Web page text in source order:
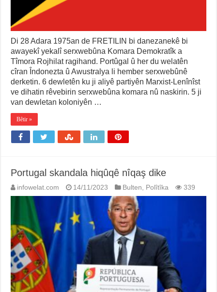
Di 28 Adara 1975an de FRETILIN bi danezanekê bi
awayekî yekalî serxwebûna Komara Demokratîk a
Tîmora Rojhilat ragihand. Portûgal û her du welatên
cîran Îndonezta û Awustralya li hember serxwebûnê
derketin. 6 dewletên ku ji aliyê partiyên Marxist-Lenînîst
ve dihatin rêvebirin serxwebûna komara nû naskirin. 5 ji
van dewletan koloniyên …
Bêtir »
Portugal skandala hiqûqê nîqaş dike
infowelat.com 14/11/2023 Bulten, Polîtîka 339